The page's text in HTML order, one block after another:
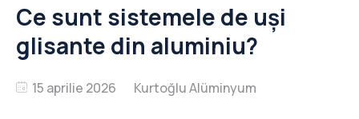
Ce sunt sistemele de uși
glisante din aluminiu?
15 aprilie 2026